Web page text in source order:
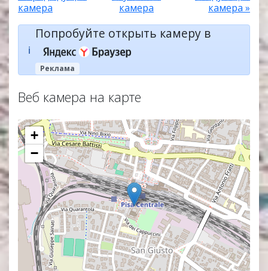
камера
камера
камера »
ℹ️
Попробуйте открыть камеру в
Реклама
Веб камера на карте
+
−